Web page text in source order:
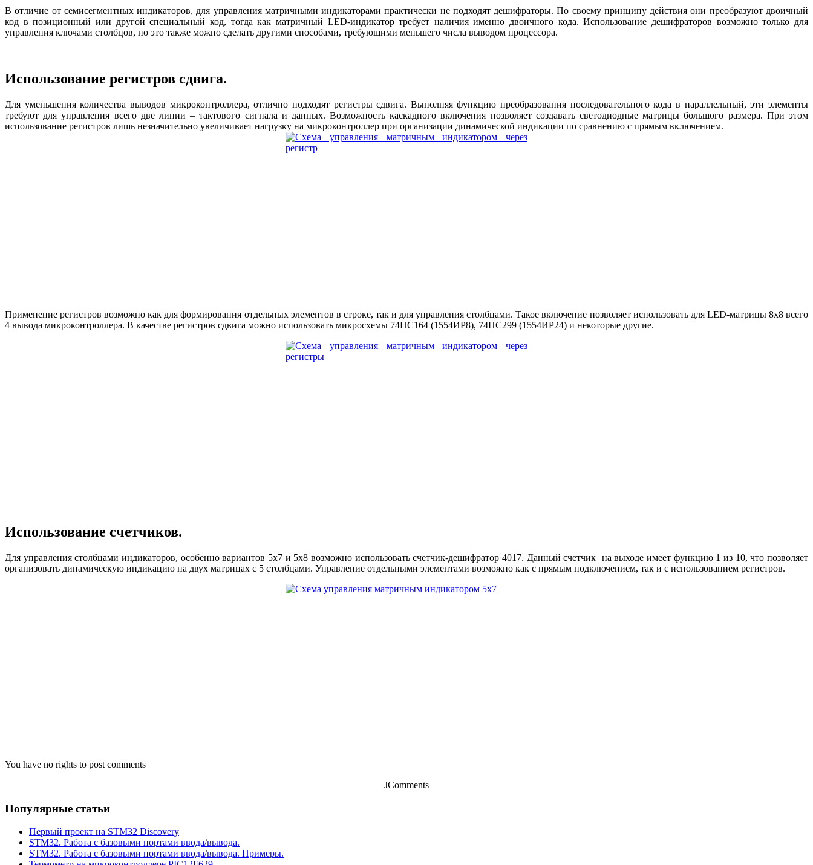
В отличие от семисегментных индикаторов, для управления матричными индикаторами практически не подходят дешифраторы. По своему принципу действия они преобразуют двоичный
код в позиционный или другой специальный код, тогда как матричный LED-индикатор требует наличия именно двоичного кода. Использование дешифраторов возможно только для
управления ключами столбцов, но это также можно сделать другими способами, требующими меньшего числа выводом процессора.
Использование регистров сдвига.
Для уменьшения количества выводов микроконтроллера, отлично подходят регистры сдвига. Выполняя функцию преобразования последовательного кода в параллельный, эти элементы
требуют для управления всего две линии – тактового сигнала и данных. Возможность каскадного включения позволяет создавать светодиодные матрицы большого размера. При этом
использование регистров лишь незначительно увеличивает нагрузку на микроконтроллер при организации динамической индикации по сравнению с прямым включением.
Применение регистров возможно как для формирования отдельных элементов в строке, так и для управления столбцами. Такое включение позволяет использовать для LED-матрицы 8х8 всего
4 вывода микроконтроллера. В качестве регистров сдвига можно использовать микросхемы 74HC164 (1554ИР8), 74HC299 (1554ИР24) и некоторые другие.
Использование счетчиков.
Для управления столбцами индикаторов, особенно вариантов 5х7 и 5х8 возможно использовать счетчик-дешифратор 4017. Данный счетчик на выходе имеет функцию 1 из 10, что позволяет
организовать динамическую индикацию на двух матрицах с 5 столбцами. Управление отдельными элементами возможно как с прямым подключением, так и с использованием регистров.
You have no rights to post comments
JComments
Популярные статьи
Первый проект на STM32 Discovery
STM32. Работа с базовыми портами ввода/вывода.
STM32. Работа с базовыми портами ввода/вывода. Примеры.